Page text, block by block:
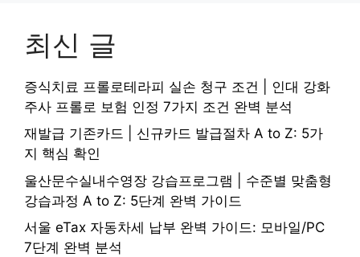
최신 글
증식치료 프롤로테라피 실손 청구 조건 | 인대 강화
주사 프롤로 보험 인정 7가지 조건 완벽 분석
재발급 기존카드 | 신규카드 발급절차 A to Z: 5가
지 핵심 확인
울산문수실내수영장 강습프로그램 | 수준별 맞춤형
강습과정 A to Z: 5단계 완벽 가이드
서울 eTax 자동차세 납부 완벽 가이드: 모바일/PC
7단계 완벽 분석